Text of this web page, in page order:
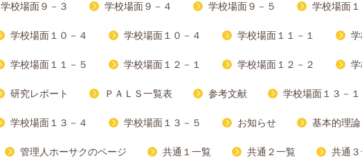
学校場面９－３ 学校場面９－４ 学校場面９－５ 学校場面１
学校場面１０－４ 学校場面１０－４ 学校場面１１－１
学校場面１１－５ 学校場面１２－１ 学校場面１２－２
研究レポート ＰＡＬＳ一覧表 参考文献 学校場面１３－１
学校場面１３－４ 学校場面１３－５ お知らせ 基本的理論
管理人ホーサクのページ 共通１一覧 共通２一覧 共通